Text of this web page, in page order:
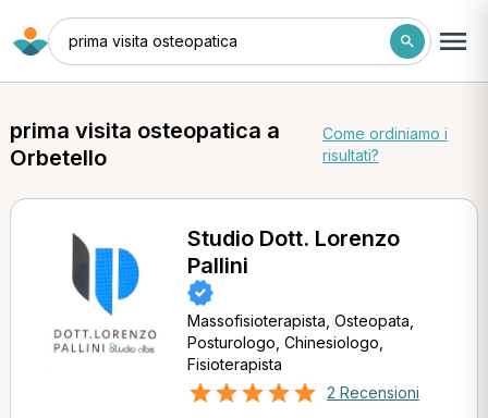
prima visita osteopatica
prima visita osteopatica a
Orbetello
Come ordiniamo i
risultati?
Studio Dott. Lorenzo
Pallini
Massofisioterapista, Osteopata,
Posturologo, Chinesiologo,
Fisioterapista
2 Recensioni